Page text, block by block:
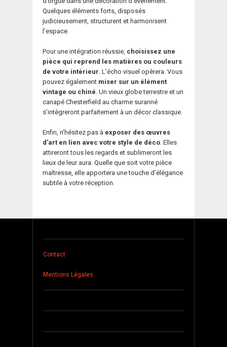
Quelques éléments forts, disposés
judicieusement, structurent et harmonisent
l’espace.
Pour une intégration réussie, choisissez une
pièce qui reprend les matières ou couleurs
de votre intérieur . L’écho visuel opèrera. Vous
pouvez également miser sur un élément
vintage ou chiné . Un vieux globe terrestre et un
canapé Chesterfield au charme suranné
s’intègreront parfaitement à un décor classique.
Enfin, n’hésitez pas à exposer des œuvres
d’art en lien avec votre style de déco . Elles
attireront tous les regards et sublimeront les
lieux de leur aura. Quelle que soit votre pièce
maîtresse, elle apportera une touche d’élégance
subtile à votre réception.
Contact
Mentions Légales